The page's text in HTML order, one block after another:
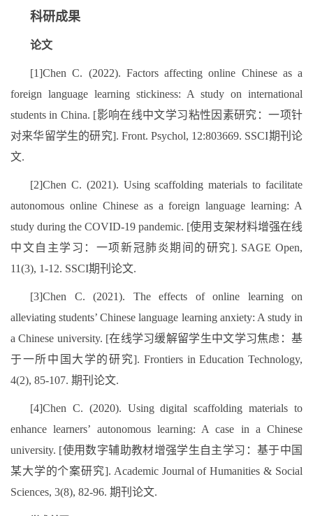
科研成果
论文
[1]Chen C. (2022). Factors affecting online Chinese as a
foreign language learning stickiness: A study on international
students in China. [影响在线中文学习粘性因素研究：一项针
对来华留学生的研究]. Front. Psychol, 12:803669. SSCI期刊论
文.
[2]Chen C. (2021). Using scaffolding materials to facilitate
autonomous online Chinese as a foreign language learning: A
study during the COVID-19 pandemic. [使用支架材料增强在线
中文自主学习：一项新冠肺炎期间的研究]. SAGE Open,
11(3), 1-12. SSCI期刊论文.
[3]Chen C. (2021). The effects of online learning on
alleviating students’ Chinese language learning anxiety: A study in
a Chinese university. [在线学习缓解留学生中文学习焦虑：基
于一所中国大学的研究]. Frontiers in Education Technology,
4(2), 85-107. 期刊论文.
[4]Chen C. (2020). Using digital scaffolding materials to
enhance learners’ autonomous learning: A case in a Chinese
university. [使用数字辅助教材增强学生自主学习：基于中国
某大学的个案研究]. Academic Journal of Humanities & Social
Sciences, 3(8), 82-96. 期刊论文.